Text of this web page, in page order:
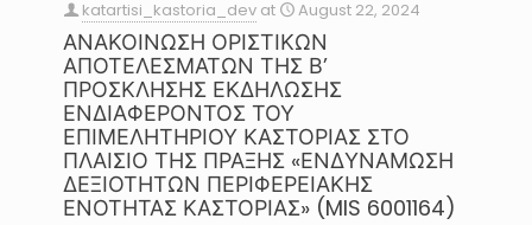
katartisi_kastoria_dev at August 22, 2024
ΑΝΑΚΟΙΝΩΣΗ ΟΡΙΣΤΙΚΩΝ
ΑΠΟΤΕΛΕΣΜΑΤΩΝ ΤΗΣ Β’
ΠΡΟΣΚΛΗΣΗΣ ΕΚΔΗΛΩΣΗΣ
ΕΝΔΙΑΦΕΡΟΝΤΟΣ ΤΟΥ
ΕΠΙΜΕΛΗΤΗΡΙΟΥ ΚΑΣΤΟΡΙΑΣ ΣΤΟ
ΠΛΑΙΣΙΟ ΤΗΣ ΠΡΑΞΗΣ «ΕΝΔΥΝΑΜΩΣΗ
ΔΕΞΙΟΤΗΤΩΝ ΠΕΡΙΦΕΡΕΙΑΚΗΣ
ΕΝΟΤΗΤΑΣ ΚΑΣΤΟΡΙΑΣ» (MIS 6001164)